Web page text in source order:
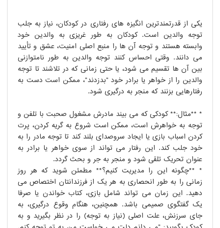
یکی از قدرتمندترین انگیزه های رفتاری در کودکان، نیاز به جلب
توجه والدین است. کودکان به طور غریزی به والدین خود
وابسته هستند و توجه آن ها را منبع اصلی امنیت، عشق و تأیید
می دانند. وقتی احساس کنند توجه والدین به طور نامتوازنی
بین آن ها تقسیم می شود، یا حتی زمانی که در تلاشند تا توجه
والدین را از خواهر یا برادر خود "بدزدند"، ممکن است دست به
رفتارهایی بزنند که منجر به درگیری شود.
* **مثال:** کودکی که می بیند مادرش مشغول صحبت با تلفن و
توجه به خواهرش است، ممکن است شروع به گریه کردن، پرت
کردن اسباب بازی یا ایجاد سروصدای بلند کند تا توجه مادر را به
خود جلب کند. این رفتار می تواند از سوی خواهر یا برادر به
عنوان تحریک تلقی شود و منجر به جر و بحث گردد.
* **چگونه این را مدیریت کنیم؟** مطمئن شوید که هر روز
زمانی را به طور انحصاری به هر یک از فرزندانتان اختصاص می
دهید. این زمان می تواند شامل بازی، کتاب خواندن یا صرفاً
یک گفتگوی صمیمی باشد. همچنین، هنگام وقوع درگیری، به
جای سرزنش، علت اصلی (نیاز به توجه) را در نظر بگیرید و به